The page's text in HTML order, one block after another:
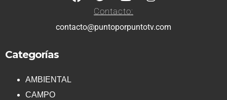
Contacto:
contacto@puntoporpuntotv.com
Categorías
AMBIENTAL
CAMPO